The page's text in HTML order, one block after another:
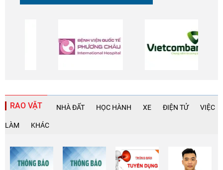
RAO VẶT NHÀ ĐẤT HỌC HÀNH XE ĐIỆN TỬ VIỆC
LÀM KHÁC